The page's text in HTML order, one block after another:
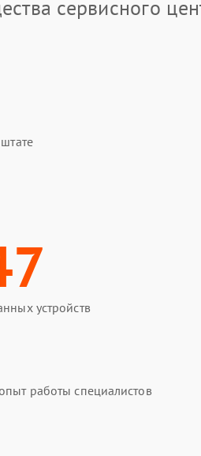
сервисного
устройств
работы специалистов